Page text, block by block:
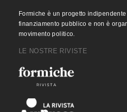
Formiche è un progetto
finanziamento pubblico e non è
movimento politico.
LE NOSTRE RIVISTE